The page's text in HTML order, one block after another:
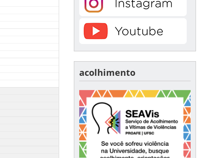
acolhimento